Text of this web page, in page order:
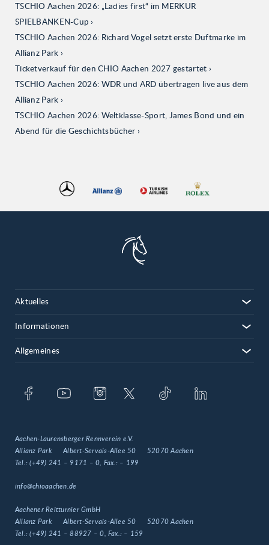
TSCHIO Aachen 2026: „Ladies first“ im MERKUR
SPIELBANKEN-Cup
TSCHIO Aachen 2026: Richard Vogel setzt erste Duftmarke im
Allianz Park
Ticketverkauf für den CHIO Aachen 2027 gestartet
TSCHIO Aachen 2026: WDR und ARD übertragen live aus dem
Allianz Park
TSCHIO Aachen 2026: Weltklasse-Sport, James Bond und ein
Abend für die Geschichtsbücher
Aktuelles
Informationen
Allgemeines
Aachen-Laurensberger Rennverein e.V.
Allianz Park
Albert-Servais-Allee 50
52070 Aachen
Tel.:(+49) 241 – 9171 – 0 , Fax.: – 199
info@chioaachen.de
Aachener Reitturnier GmbH
Allianz Park
Albert-Servais-Allee 50
52070 Aachen
Tel.:(+49) 241 – 88927 – 0 , Fax.: – 159